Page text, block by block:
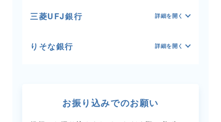
三菱UFJ銀行
りそな銀行
お振り込みでのお願い